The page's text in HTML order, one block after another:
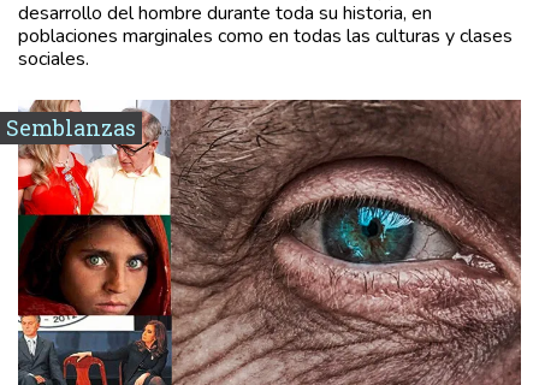
desarrollo del hombre durante toda su historia, en
poblaciones marginales como en todas las culturas y clases
sociales.
Semblanzas